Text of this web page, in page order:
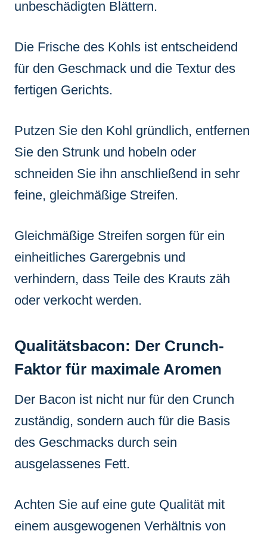
unbeschädigten Blättern.
Die Frische des Kohls ist entscheidend
für den Geschmack und die Textur des
fertigen Gerichts.
Putzen Sie den Kohl gründlich, entfernen
Sie den Strunk und hobeln oder
schneiden Sie ihn anschließend in sehr
feine, gleichmäßige Streifen.
Gleichmäßige Streifen sorgen für ein
einheitliches Garergebnis und
verhindern, dass Teile des Krauts zäh
oder verkocht werden.
Qualitätsbacon: Der Crunch-
Faktor für maximale Aromen
Der Bacon ist nicht nur für den Crunch
zuständig, sondern auch für die Basis
des Geschmacks durch sein
ausgelassenes Fett.
Achten Sie auf eine gute Qualität mit
einem ausgewogenen Verhältnis von